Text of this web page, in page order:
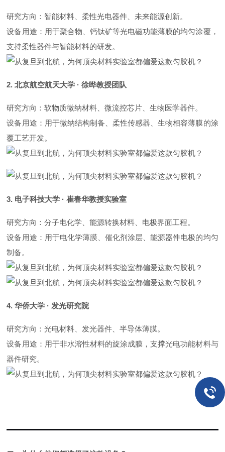
研究方向 ：智能材料、柔性光电器件、未来能源创新。
设备用途 ：用于聚合物、钙钛矿等光电磁功能薄膜的均匀涂覆，
支持柔性器件与智能材料的研发。
2.北京航空航天大学 ·徐晔教授团队
研究方向 ：软物质微纳材料、微流控芯片、生物医学器件。
设备用途 ：用于微纳结构制备、柔性传感器、生物相容薄膜的涂
覆工艺开发。
3. 电子科技大学 ·崔春华教授实验室
研究方向 ：分子电化学、能源转换材料、电极界面工程。
设备用途 ：用于电化学薄膜、催化剂涂层、能源器件电极的均匀
制备。
4.华侨大学 · 发光研究院
研究方向 ：光电材料、发光器件、半导体薄膜。
设备用途 ：用于非水溶性材料的旋涂成膜，支撑光电功能材料与
器件研究。